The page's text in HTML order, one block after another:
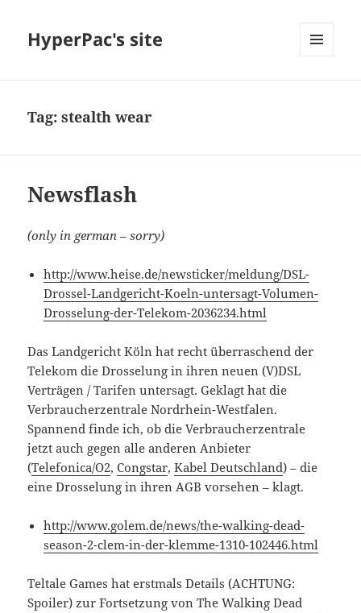
HyperPac's site
Tag:stealth wear
Newsflash
(only in german – sorry)
http://www.heise.de/newsticker/meldung/DSL-
Drossel-Landgericht-Koeln-untersagt-Volumen-
Drosselung-der-Telekom-2036234.html
Das Landgericht Köln hat recht überraschend der
Telekom die Drosselung in ihren neuen (V)DSL
Verträgen / Tarifen untersagt. Geklagt hat die
Verbraucherzentrale Nordrhein-Westfalen.
Spannend finde ich, ob die Verbraucherzentrale
jetzt auch gegen alle anderen Anbieter
(Telefonica/O2,Congstar,Kabel Deutschland) – die
eine Drosselung in ihren AGB vorsehen – klagt.
http://www.golem.de/news/the-walking-dead-
season-2-clem-in-der-klemme-1310-102446.html
Teltale Games hat erstmals Details (ACHTUNG:
Spoiler) zur Fortsetzung von The Walking Dead